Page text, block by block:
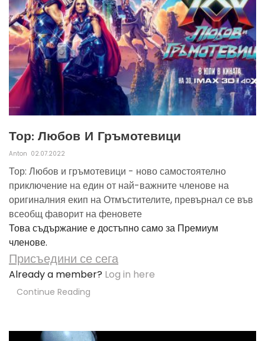
Тор: Любов И Гръмотевици
Anton 02.07.2022
Тор: Любов и гръмотевици - ново самостоятелно
приключение на един от най-важните членове на
оригиналния екип на Отмъстителите, превърнал се във
всеобщ фаворит на феновете
Това съдържание е достъпно само за Премиум
членове.
Присъедини се сега
Already a member? Log in here
Continue Reading